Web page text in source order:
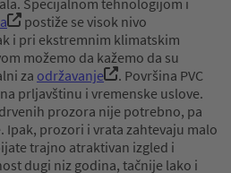
Specijalnom tehnologijom i
postiže se visok nivo
i pri ekstremnim klimatskim
možemo da kažemo da su
za održavanje
. Površina PVC
prljavštinu i vremenske uslove.
prozora nije potrebno, pa
Ipak, prozori i vrata zahtevaju malo
trajno atraktivan izgled i
dugi niz godina, tačnije lako i